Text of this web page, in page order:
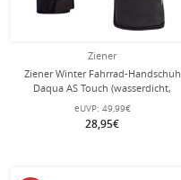
Ziener
Ziener Winter Fahrrad-Handschuh
Daqua AS Touch (wasserdicht,
winddicht) schwarz
eUVP: 49,99€
28,95€